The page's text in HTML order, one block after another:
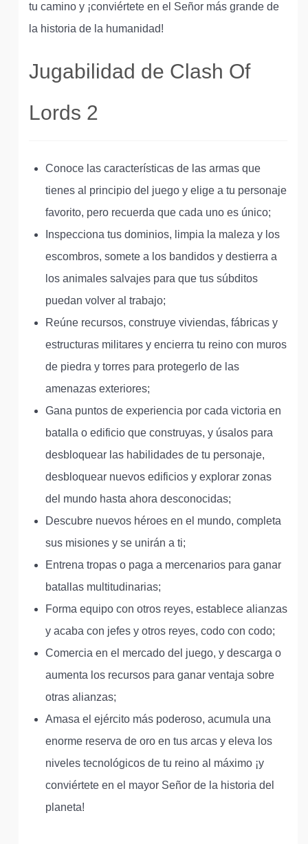
tu camino y ¡conviértete en el Señor más grande de
la historia de la humanidad!
Jugabilidad de Clash Of
Lords 2
Conoce las características de las armas que
tienes al principio del juego y elige a tu personaje
favorito, pero recuerda que cada uno es único;
Inspecciona tus dominios, limpia la maleza y los
escombros, somete a los bandidos y destierra a
los animales salvajes para que tus súbditos
puedan volver al trabajo;
Reúne recursos, construye viviendas, fábricas y
estructuras militares y encierra tu reino con muros
de piedra y torres para protegerlo de las
amenazas exteriores;
Gana puntos de experiencia por cada victoria en
batalla o edificio que construyas, y úsalos para
desbloquear las habilidades de tu personaje,
desbloquear nuevos edificios y explorar zonas
del mundo hasta ahora desconocidas;
Descubre nuevos héroes en el mundo, completa
sus misiones y se unirán a ti;
Entrena tropas o paga a mercenarios para ganar
batallas multitudinarias;
Forma equipo con otros reyes, establece alianzas
y acaba con jefes y otros reyes, codo con codo;
Comercia en el mercado del juego, y descarga o
aumenta los recursos para ganar ventaja sobre
otras alianzas;
Amasa el ejército más poderoso, acumula una
enorme reserva de oro en tus arcas y eleva los
niveles tecnológicos de tu reino al máximo ¡y
conviértete en el mayor Señor de la historia del
planeta!